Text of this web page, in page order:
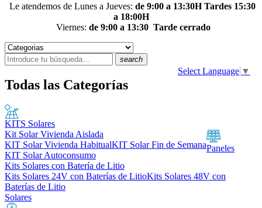
Le atendemos de Lunes a Jueves: de 9:00 a 13:30H Tardes 15:30
a 18:00H
Viernes: de 9:00 a 13:30 Tarde cerrado
search
Select Language ▼
Todas las Categorías
KITS Solares
Kit Solar Vivienda Aislada
KIT Solar Vivienda HabitualKIT Solar Fin de Semana
KIT Solar Autoconsumo
Kits Solares con Batería de Litio
Kits Solares 24V con Baterías de LitioKits Solares 48V con
Baterías de Litio
Paneles
Solares